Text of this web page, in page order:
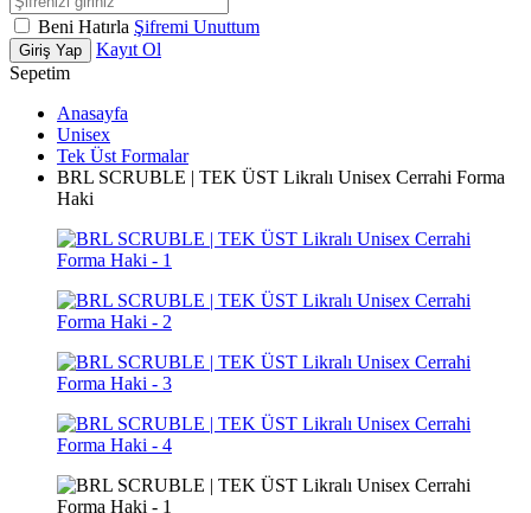
Beni Hatırla Şifremi Unuttum
Giriş Yap
Kayıt Ol
Sepetim
Anasayfa
Unisex
Tek Üst Formalar
BRL SCRUBLE | TEK ÜST Likralı Unisex Cerrahi Forma
Haki